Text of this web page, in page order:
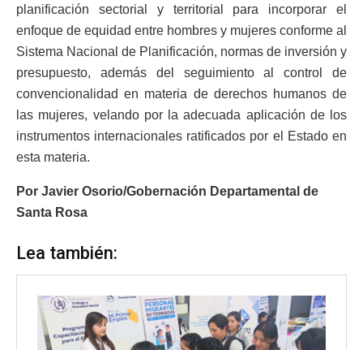
planificación sectorial y territorial para incorporar el
enfoque de equidad entre hombres y mujeres conforme al
Sistema Nacional de Planificación, normas de inversión y
presupuesto, además del seguimiento al control de
convencionalidad en materia de derechos humanos de
las mujeres, velando por la adecuada aplicación de los
instrumentos internacionales ratificados por el Estado en
esta materia.
Por Javier Osorio/Gobernación Departamental de
Santa Rosa
Lea también: